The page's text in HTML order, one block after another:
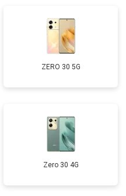
ZERO 30 5G
Zero 30 4G